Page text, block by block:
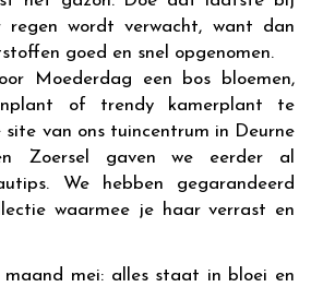
regen wordt verwacht, want dan
goed en snel opgenomen.
Moederdag een bos bloemen,
of trendy kamerplant te
site van ons tuincentrum in Deurne
Zoersel gaven we eerder al
We hebben gegarandeerd
waarmee je haar verrast en
mei: alles staat in bloei en